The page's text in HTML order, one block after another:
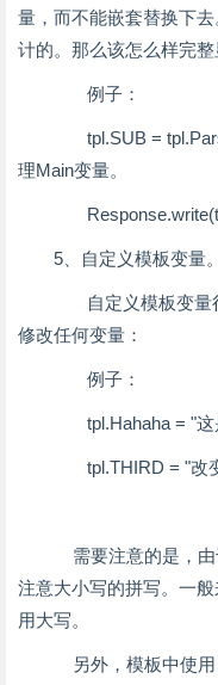
量，而不能嵌套替换下
计的。那么该怎么样完整
例子：
tpl.SUB =
理Main变量。
5、自定义模板变量。
自定义模板变量
修改任何变量：
例子：
tpl.Hahaha = "这
tpl.THIRD = "改
需要注意的是，由
注意大小写的拼写。一
用大写。
另外，模板中使用